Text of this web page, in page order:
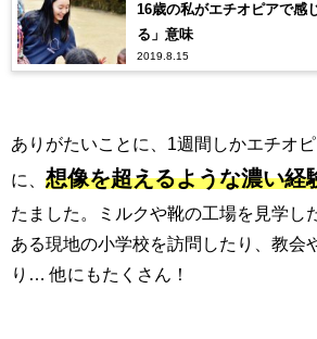
16歳の私がエチオピアで感
る」意味
2019.8.15
ありがたいことに、1週間しかエチオ
に、 想像を超えるような濃い経
たました。ミルクや靴の工場を見学し
ある現地の小学校を訪問したり、教会
り… 他にもたくさん！